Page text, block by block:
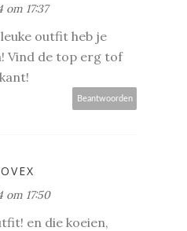
om 17:37
outfit heb je
Vind de top erg tof
Beantwoorden
om 17:50
en die koeien,